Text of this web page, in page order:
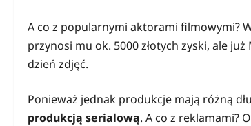
A co z popularnymi aktorami filmowymi?
przynosi mu ok. 5000 złotych zyski, ale
dzień zdjęć.
Ponieważ jednak produkcje mają różną
produkcją serialową. A co z reklamami?